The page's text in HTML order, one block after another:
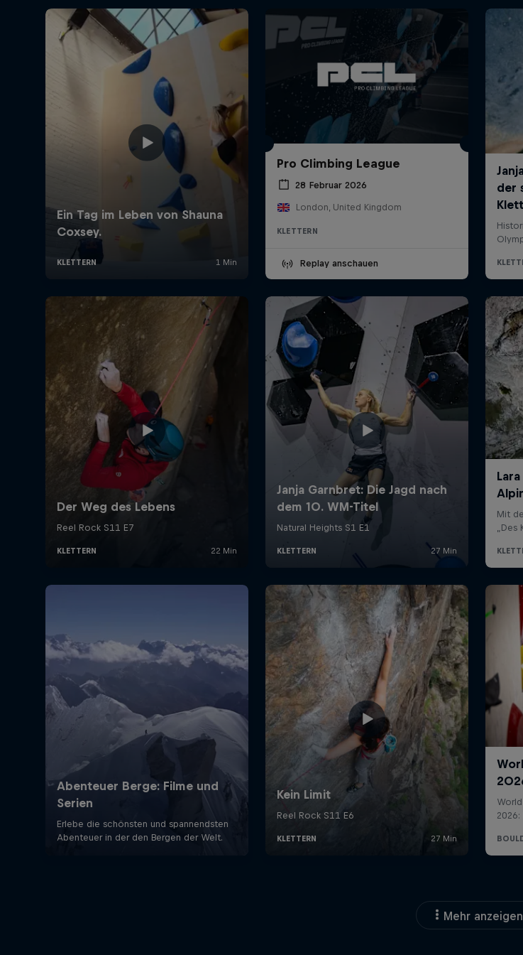
Pro Climbing League
28 Februar 2026
London, United Kingdom
KLETTERN
Replay anschauen
Mehr anzeigen